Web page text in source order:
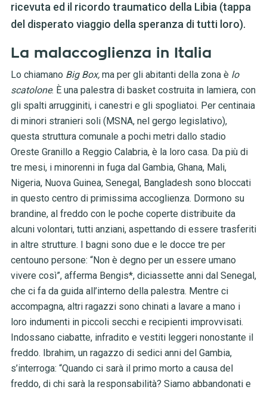
ricevuta ed il ricordo traumatico della Libia (tappa
del disperato viaggio della speranza di tutti loro).
La malaccoglienza in Italia
Lo chiamano Big Box,ma per gli abitanti della zona èlo
scatolone. È una palestra di basket costruita in lamiera, con
gli spalti arrugginiti, i canestri e gli spogliatoi. Per centinaia
di minori stranieri soli (MSNA, nel gergo legislativo),
questa struttura comunale a pochi metri dallo stadio
Oreste Granillo a Reggio Calabria, è la loro casa. Da più di
tre mesi, i minorenni in fuga dal Gambia, Ghana, Mali,
Nigeria, Nuova Guinea, Senegal, Bangladesh sono bloccati
in questo centro di primissima accoglienza. Dormono su
brandine, al freddo con le poche coperte distribuite da
alcuni volontari, tutti anziani, aspettando di essere trasferiti
in altre strutture. I bagni sono due e le docce tre per
centouno persone: “Non è degno per un essere umano
vivere così”, afferma Bengis*, diciassette anni dal Senegal,
che ci fa da guida all’interno della palestra. Mentre ci
accompagna, altri ragazzi sono chinati a lavare a mano i
loro indumenti in piccoli secchi e recipienti improvvisati.
Indossano ciabatte, infradito e vestiti leggeri nonostante il
freddo. Ibrahim, un ragazzo di sedici anni del Gambia,
s’interroga: “Quando ci sarà il primo morto a causa del
freddo, di chi sarà la responsabilità? Siamo abbandonati e